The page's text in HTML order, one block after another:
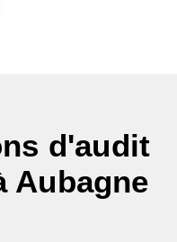
d'audit
Aubagne